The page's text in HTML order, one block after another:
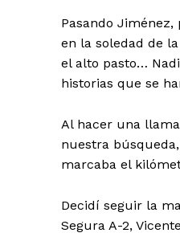
Pasando
en la soledad de
el alto pasto…
historias que se
Al hacer una
nuestra
marcaba el
Decidí seguir la
Segura A-2,